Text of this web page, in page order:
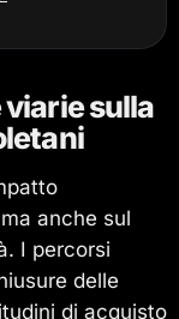
sulla
anche sul
I percorsi
delle
di acquisto